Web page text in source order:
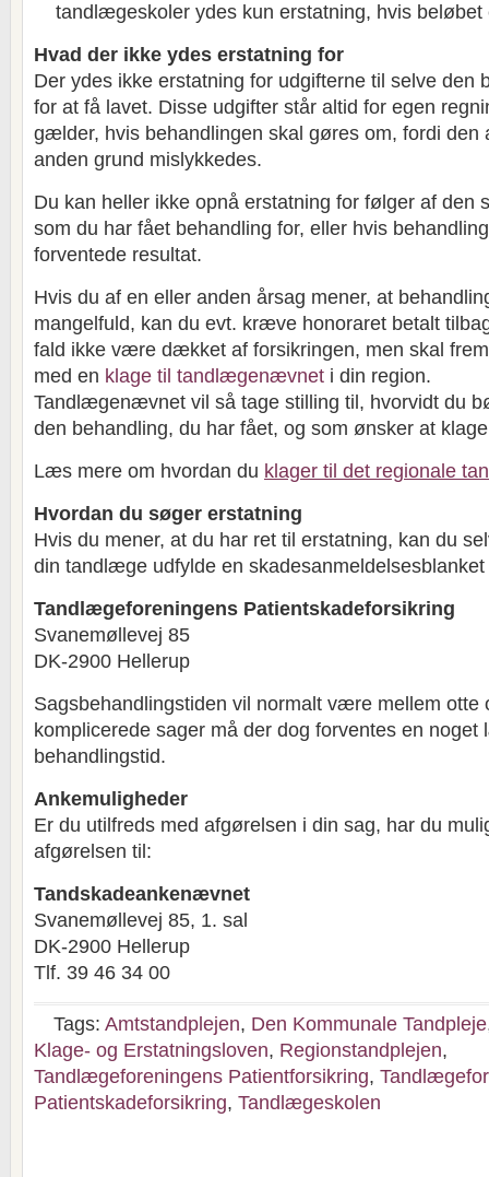
tandlægeskoler ydes kun erstatning, hvis beløbet
Hvad der ikke ydes erstatning for
Der ydes ikke erstatning for udgifterne til selve den
for at få lavet. Disse udgifter står altid for egen
gælder, hvis behandlingen skal gøres om, fordi den
anden grund mislykkedes.
Du kan heller ikke opnå erstatning for følger af den
som du har fået behandling for, eller hvis
forventede resultat.
Hvis du af en eller anden årsag mener, at
mangelfuld, kan du evt. kræve honoraret betalt
fald ikke være dækket af forsikringen, men skal
med en klage til tandlægenævnet i din region.
Tandlægenævnet vil så tage stilling til, hvorvidt du
den behandling, du har fået, og som ønsker at
Læs mere om hvordan du klager til det regionale
Hvordan du søger erstatning
Hvis du mener, at du har ret til erstatning, kan du
din tandlæge udfylde en
Tandlægeforeningens Patientskadeforsikring
Svanemøllevej 85
DK-2900 Hellerup
Sagsbehandlingstiden vil normalt være mellem otte
komplicerede sager må der dog forventes en
behandlingstid.
Ankemuligheder
Er du utilfreds med afgørelsen i din sag, har du
afgørelsen til:
Tandskadeankenævnet
Svanemøllevej 85, 1. sal
DK-2900 Hellerup
Tlf. 39 46 34 00
Tags: Amtstandplejen, Den Kommunale Tandpleje
Klage- og Erstatningsloven, Regionstandplejen,
Tandlægeforeningens Patientforsikring,
Patientskadeforsikring, Tandlægeskolen